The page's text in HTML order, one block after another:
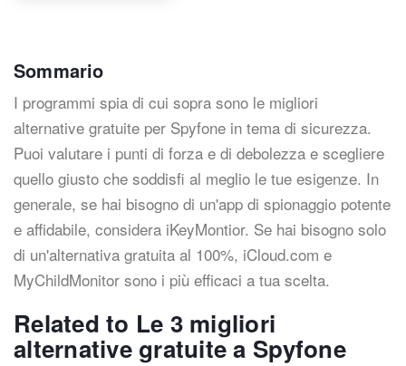
Sommario
I programmi spia di cui sopra sono le migliori
alternative gratuite per Spyfone in tema di sicurezza.
Puoi valutare i punti di forza e di debolezza e scegliere
quello giusto che soddisfi al meglio le tue esigenze. In
generale, se hai bisogno di un'app di spionaggio potente
e affidabile, considera iKeyMontior. Se hai bisogno solo
di un'alternativa gratuita al 100%, iCloud.com e
MyChildMonitor sono i più efficaci a tua scelta.
Related to Le 3 migliori
alternative gratuite a Spyfone